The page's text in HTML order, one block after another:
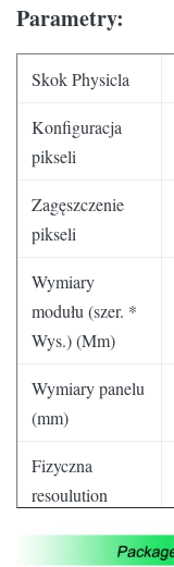
Parametry:
Skok Physicla
Konfiguracja
pikseli
Zagęszczenie
pikseli
Wymiary
modułu (szer. *
Wys.) (Mm)
Wymiary panelu
(mm)
Fizyczna
resoulution